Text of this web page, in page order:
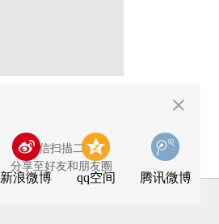
用微信扫描二维码
分享至好友和朋友圈
新浪微博 qq空间 腾讯微博